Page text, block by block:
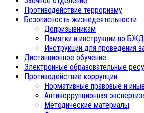
Противодействие терроризму
Безопасность жизнедеятельности
Допризывникам
Памятки и инструкции по БЖД
Инструкции для проведения
Дистанционное обучение
Электронные образовательные
Противодействие коррупции
Нормативные правовые и
Антикоррупционная
Методические материалы